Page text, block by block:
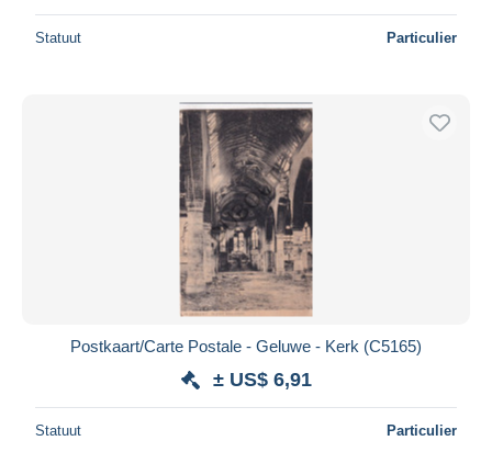
Statuut Particulier
Postkaart/Carte Postale - Geluwe - Kerk (C5165)
± US$ 6,91
Statuut Particulier